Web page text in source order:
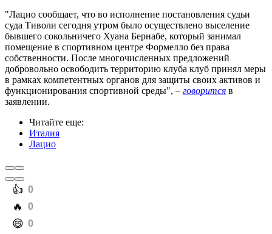
"Лацио сообщает, что во исполнение постановления судьи
суда Тиволи сегодня утром было осуществлено выселение
бывшего сокольничего Хуана Бернабе, который занимал
помещение в спортивном центре Формелло без права
собственности. После многочисленных предложений
добровольно освободить территорию клуба клуб принял меры
в рамках компетентных органов для защиты своих активов и
функционирования спортивной среды", – говорится в
заявлении.
Читайте еще:
Италия
Лацио
️👍 0
️🔥 0
️😄 0